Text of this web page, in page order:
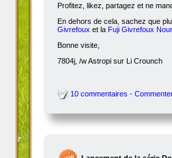
Profitez, likez, partagez et ne
En dehors de cela, sachez que
Givrefoux et la Fuji Givrefoux
Bonne visite,
7804j, /w Astropi sur Li Crounch
10 commentaires -